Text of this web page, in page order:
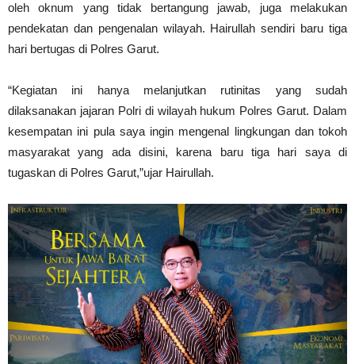
oleh oknum yang tidak bertangung jawab, juga melakukan
pendekatan dan pengenalan wilayah. Hairullah sendiri baru tiga
hari bertugas di Polres Garut.
“Kegiatan ini hanya melanjutkan rutinitas yang sudah
dilaksanakan jajaran Polri di wilayah hukum Polres Garut. Dalam
kesempatan ini pula saya ingin mengenal lingkungan dan tokoh
masyarakat yang ada disini, karena baru tiga hari saya di
tugaskan di Polres Garut,”ujar Hairullah.